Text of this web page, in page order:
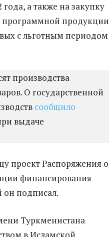
а также на закупку
программной продукции
с льготным периодом
производства
О государственной
сообщило
выдаче
проект Распоряжения о
финансирования
он подписал.
Туркменистана